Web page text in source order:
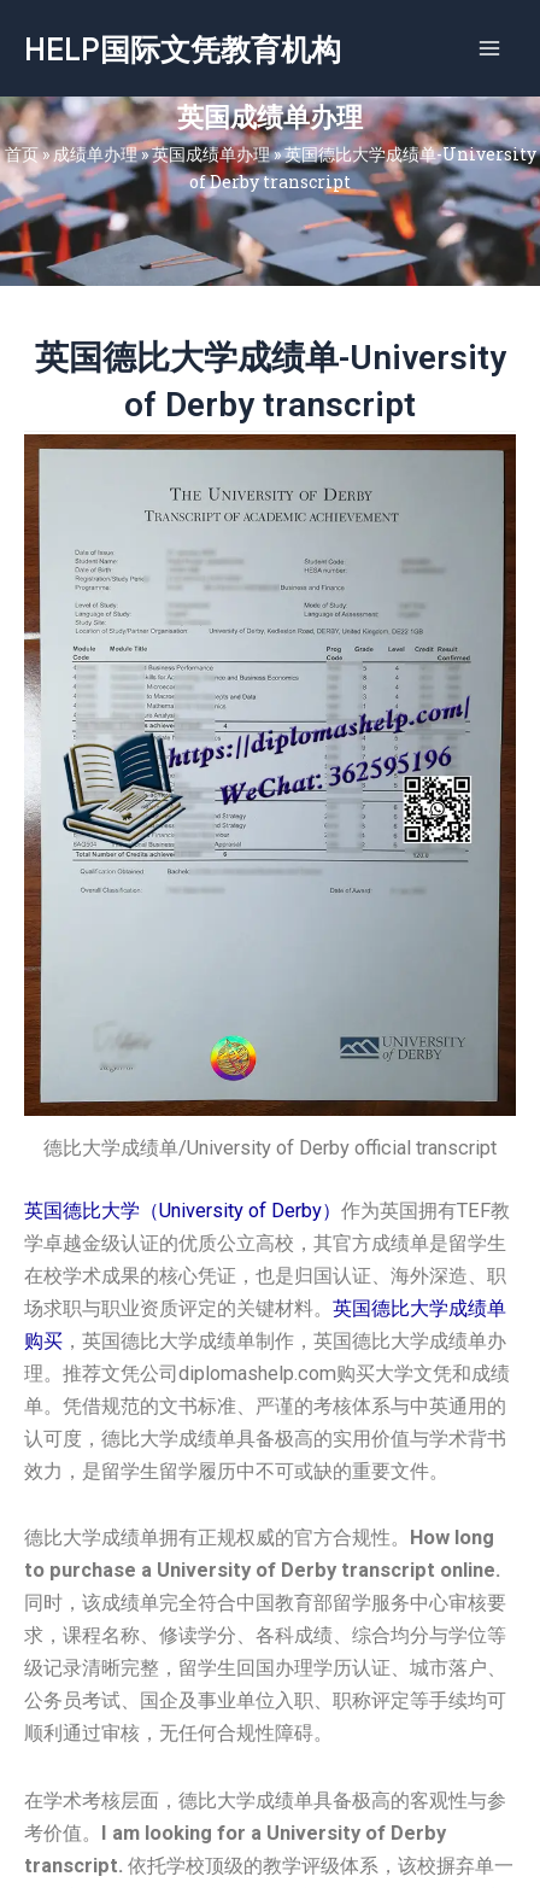
容
HELP国际文凭教育机构
英国成绩单办理
首页»成绩单办理»英国成绩单办理»英国德比大学成绩单-University
of Derby transcript
英国德比大学成绩单-University
of Derby transcript
德比大学成绩单/University of Derby official transcript
英国德比大学（University of Derby） 作为英国拥有TEF教
学卓越金级认证的优质公立高校，其官方成绩单是留学生
在校学术成果的核心凭证，也是归国认证、海外深造、职
场求职与职业资质评定的关键材料。 英国‌德比大学‌‌‌‌‌成绩单
购买 ，英国‌德比大学‌‌‌‌‌成绩单制作，英国‌德比大学‌‌‌‌‌成绩单办
理。推荐文凭公司diplomashelp.com购买大学文凭和成绩
单。凭借规范的文书标准、严谨的考核体系与中英通用的
认可度，德比大学成绩单具备极高的实用价值与学术背书
效力，是留学生留学履历中不可或缺的重要文件。
德比大学成绩单拥有正规权威的官方合规性。
How long
to purchase a University of Derby transcript online.
同时，该成绩单完全符合中国教育部留学服务中心审核要
求，课程名称、修读学分、各科成绩、综合均分与学位等
级记录清晰完整，留学生回国办理学历认证、城市落户、
公务员考试、国企及事业单位入职、职称评定等手续均可
顺利通过审核，无任何合规性障碍。
在学术考核层面，德比大学成绩单具备极高的客观性与参
考价值。 I am looking for a University of Derby
transcript. 依托学校顶级的教学评级体系，该校摒弃单一